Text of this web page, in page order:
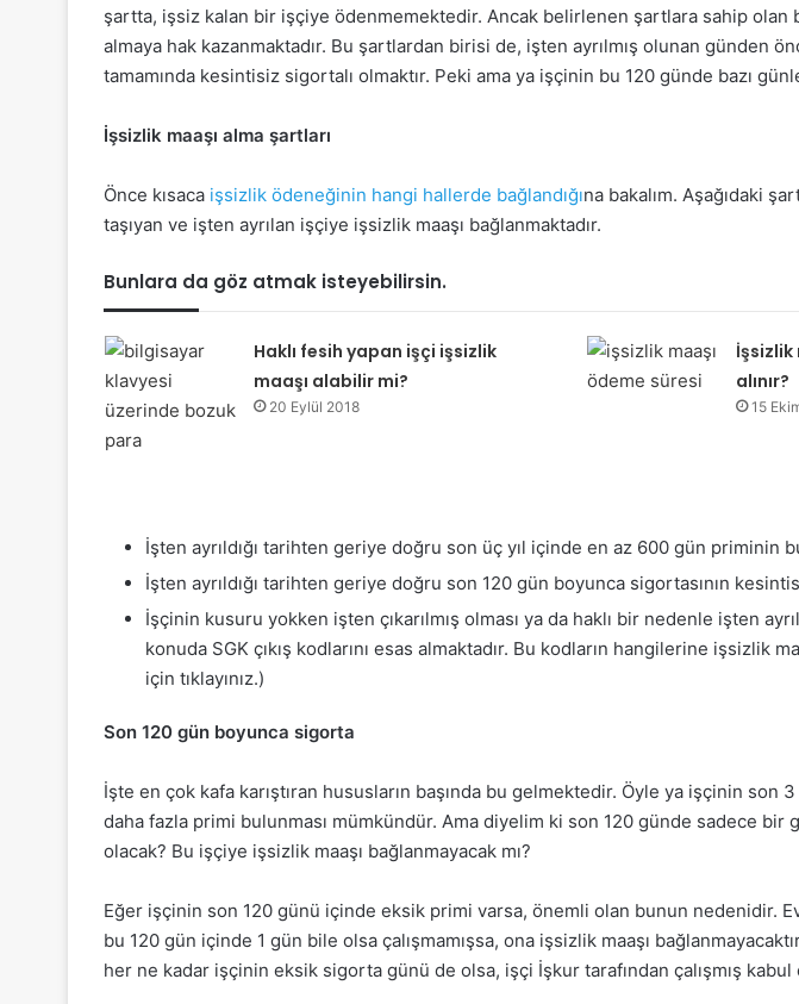
şartta, işsiz kalan bir işçiye ödenmemektedir. Ancak belirlenen şartlara sahip olan
almaya hak kazanmaktadır. Bu şartlardan birisi de, işten ayrılmış olunan günden
tamamında kesintisiz sigortalı olmaktır. Peki ama ya işçinin bu 120 günde bazı
İşsizlik maaşı alma şartları
Önce kısaca işsizlik ödeneğinin hangi hallerde bağlandığına bakalım. Aşağıdaki
taşıyan ve işten ayrılan işçiye işsizlik maaşı bağlanmaktadır.
Bunlara da göz atmak isteyebilirsin.
Haklı fesih yapan işçi işsizlik
maaşı alabilir mi?
20 Eylül 2018
İşsizlik
alınır?
15
İşten ayrıldığı tarihten geriye doğru son üç yıl içinde en az 600 gün priminin
İşten ayrıldığı tarihten geriye doğru son 120 gün boyunca sigortasının
İşçinin kusuru yokken işten çıkarılmış olması ya da haklı bir nedenle işten
konuda SGK çıkış kodlarını esas almaktadır. Bu kodların hangilerine işsizlik
için tıklayınız.)
Son 120 gün boyunca sigorta
İşte en çok kafa karıştıran hususların başında bu gelmektedir. Öyle ya işçinin son
daha fazla primi bulunması mümkündür. Ama diyelim ki son 120 günde sadece bir
olacak? Bu işçiye işsizlik maaşı bağlanmayacak mı?
Eğer işçinin son 120 günü içinde eksik primi varsa, önemli olan bunun nedenidir.
bu 120 gün içinde 1 gün bile olsa çalışmamışsa, ona işsizlik maaşı
her ne kadar işçinin eksik sigorta günü de olsa, işçi İşkur tarafından çalışmış